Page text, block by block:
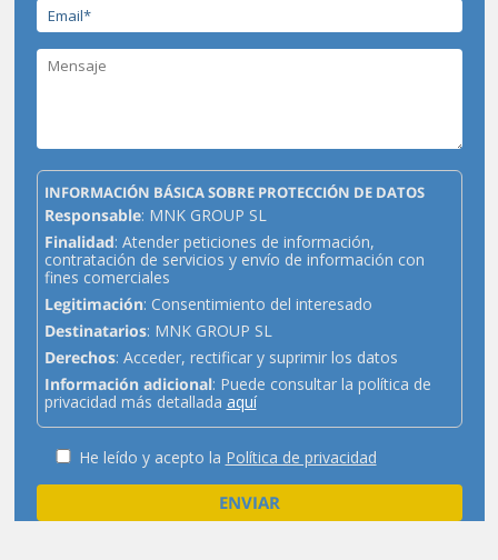
INFORMACIÓN BÁSICA SOBRE PROTECCIÓN DE DATOS
Responsable: MNK GROUP SL
Finalidad: Atender peticiones de información,
contratación de servicios y envío de información con
fines comerciales
Legitimación: Consentimiento del interesado
Destinatarios: MNK GROUP SL
Derechos: Acceder, rectificar y suprimir los datos
Información adicional: Puede consultar la política de
privacidad más detallada aquí
He leído y acepto la Política de privacidad